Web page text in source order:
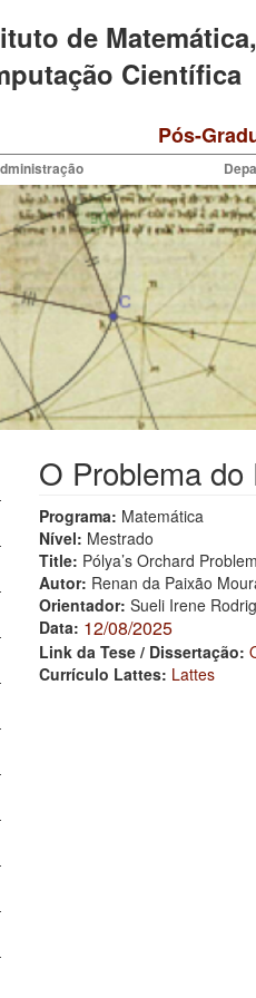
de
Científica
Pós-
O Problema
Programa: Matemática
Nível: Mestrado
Title: Pólya’s Orchard
Autor: Renan da Paixão
Orientador: Sueli Irene
Data: 12/08/2025
Link da Tese / Dissertação:
Currículo Lattes: Lattes